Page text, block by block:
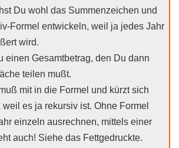
Du wohl das Summenzeichen und
Formel entwickeln, weil ja jedes Jahr
wird.
einen Gesamtbetrag, den Du dann
teilen mußt.
mit in die Formel und kürzt sich
es ja rekursiv ist. Ohne Formel
einzeln ausrechnen, mittels einer
auch! Siehe das Fettgedruckte.